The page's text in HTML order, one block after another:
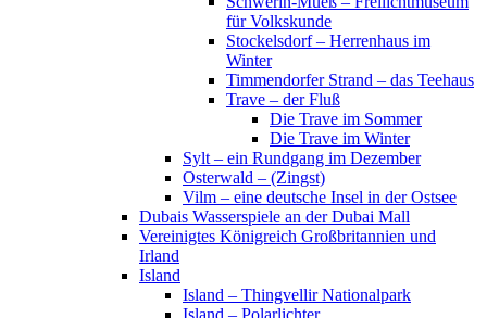
für Volkskunde
Stockelsdorf – Herrenhaus im
Winter
Timmendorfer Strand – das Teehaus
Trave – der Fluß
Die Trave im Sommer
Die Trave im Winter
Sylt – ein Rundgang im Dezember
Osterwald – (Zingst)
Vilm – eine deutsche Insel in der Ostsee
Dubais Wasserspiele an der Dubai Mall
Vereinigtes Königreich Großbritannien und
Irland
Island
Island – Thingvellir Nationalpark
Island – Polarlichter